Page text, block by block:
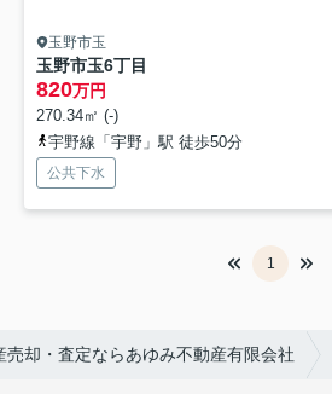
玉野市玉
玉野市玉6丁目
820万円
270.34㎡ (-)
宇野線「宇野」駅 徒歩50分
公共下水
1
却・査定ならあゆみ不動産有限会社